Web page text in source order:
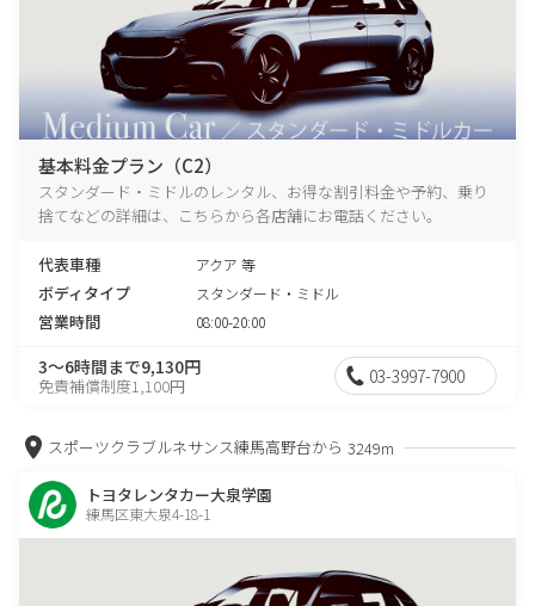
基本料金プラン（C2）
スタンダード・ミドルのレンタル、お得な割引料金や予約、乗り
捨てなどの詳細は、こちらから各店舗にお電話ください。
代表車種 アクア 等
ボディタイプ スタンダード・ミドル
営業時間 08:00-20:00
3～6時間まで9,130円
免責補償制度1,100円 03-3997-7900
スポーツクラブルネサンス練馬高野台から 3249m
トヨタレンタカー大泉学園
練馬区東大泉4-18-1